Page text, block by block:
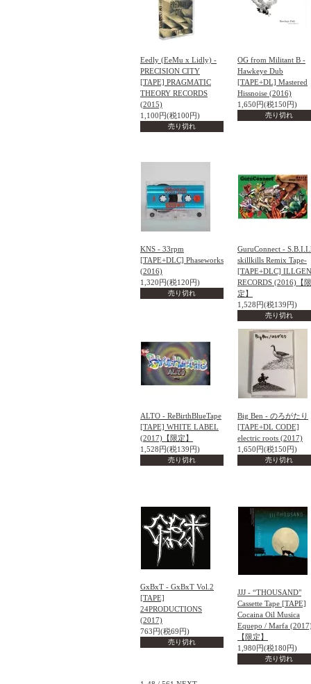
Eedly (EeMu x Lidly) -
PRECISION CITY
[TAPE] PRAGMATIC
THEORY RECORDS
(2015)
1,100円(税100円)
売り切れ
OG from Militant B -
Hawkeye Dub
[TAPE+DL] Mastered
Hissnoise (2016)
1,650円(税150円)
売り切れ
KNS - 33rpm
[TAPE+DLC] Phaseworks
(2016)
1,320円(税120円)
売り切れ
GuruConnect -
skillkills Remix Tape-
[TAPE+DLC]
RECORDS (2016)【限
定】
1,528円(税139円)
売り切れ
ALTO - ReBirthBlueTape
[TAPE] WHITE LABEL
(2017)【限定】
1,528円(税139円)
売り切れ
Big Ben - のろがたり
[TAPE+DL CODE]
electric roots (2017)
1,650円(税150円)
売り切れ
GxBxT - GxBxT Vol.2
[TAPE]
24PRODUCTIONS
(2017)
763円(税69円)
売り切れ
JJJ - “THOUSAND"
Cassette Tape [TAPE]
Cocaina Oil Musica
Equepo / Marfa
【限定】
1,980円(税180円)
売り切れ